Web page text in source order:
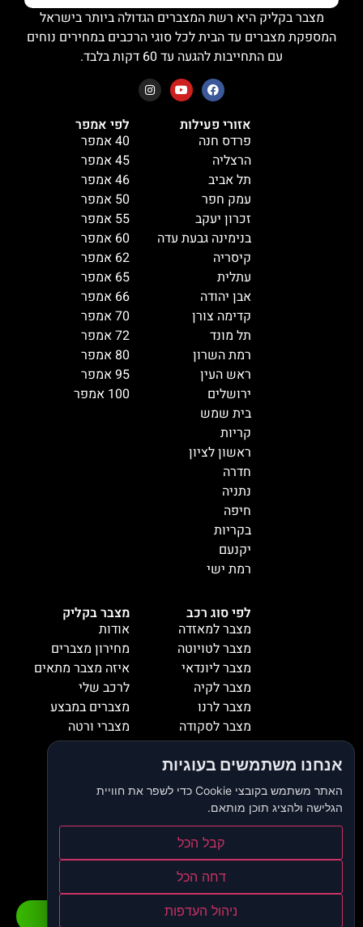
מצבר בקליק
אודות
מחירון מצברים
איזה מצבר מתאים
לרכב שלי
מצברים במבצע
מצברי ורטה
מצברי שנפ
אזורי שירות
צור קשר
בלוג
מדיניות פרטיות
לפי סוג רכב
מצבר למאזדה
מצבר לטויוטה
מצבר ליונדאי
מצבר לקיה
מצבר לרנו
מצבר לסקודה
מצבר למיציבושי
מצבר לסובארו
מצבר להונדה
מצבר לאופל
מצבר לסיאט
מצבר לאאודי
מצבר לסוזוקי
לפי אמפר
40 אמפר
45 אמפר
46 אמפר
50 אמפר
55 אמפר
60 אמפר
62 אמפר
65 אמפר
66 אמפר
70 אמפר
72 אמפר
80 אמפר
95 אמפר
100 אמפר
אזורי פעילות
פרדס חנה
הרצליה
תל אביב
עמק חפר
זכרון יעקב
בנימינה גבעת עדה
קיסריה
עתלית
אבן יהודה
קדימה צורן
תל מונד
רמת השרון
ראש העין
ירושלים
בית שמש
קריות
ראשון לציון
חדרה
נתניה
חיפה
בקריות
יקנעם
רמת ישי
מצבר בקליק היא רשת המצברים הגדולה ביותר בישראל
המספקת מצברים עד הבית לכל סוגי הרכבים במחירים נוחים
עם התחייבות להגעה עד 60 דקות בלבד.
אנחנו משתמשים בעוגיות
האתר משתמש בקובצי Cookie כדי לשפר את חוויית
הגלישה ולהציג תוכן מותאם.
קבל הכל
דחה הכל
ניהול העדפות